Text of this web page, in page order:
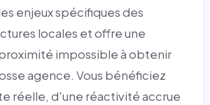
enjeux spécifiques des
locales et offre une
impossible à obtenir
agence. Vous bénéficiez
réelle, d'une réactivité accrue